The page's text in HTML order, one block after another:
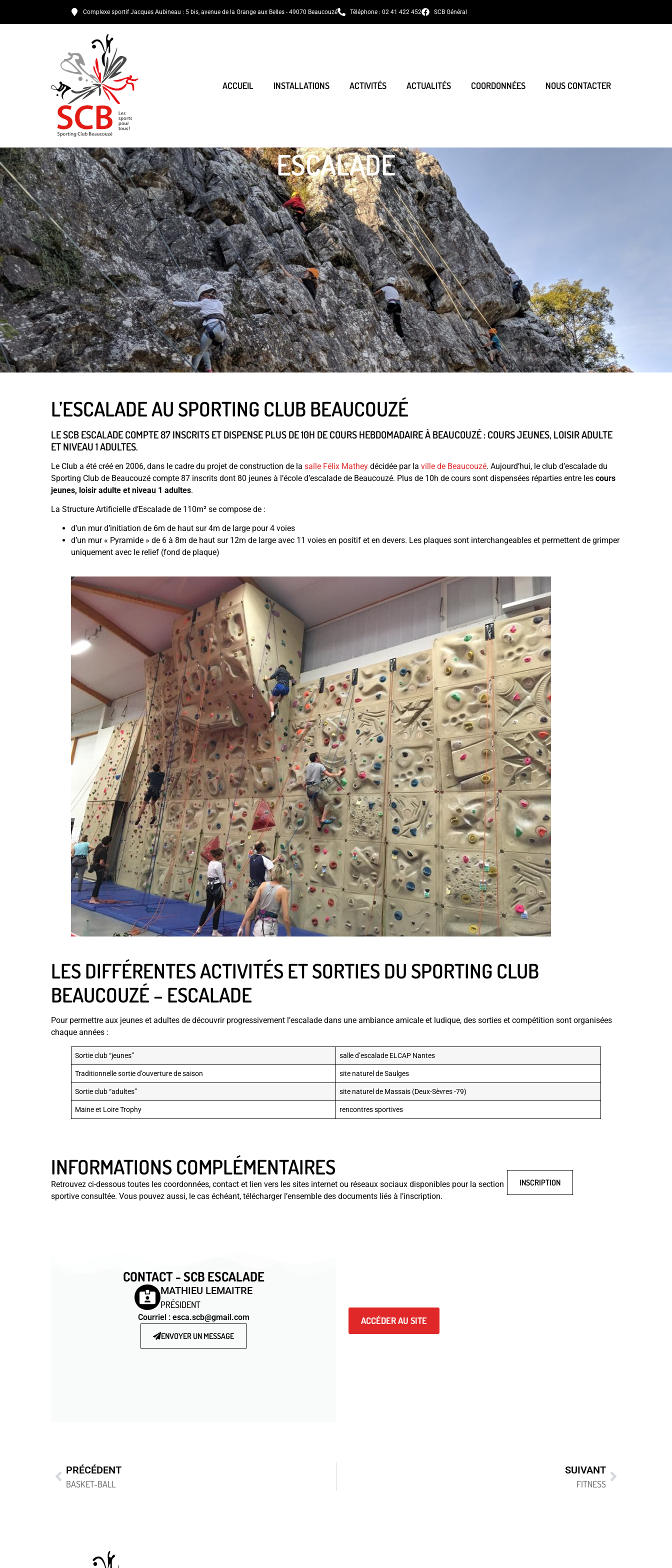
Complexe sportif Jacques Aubineau : 5 bis, avenue de la Grange aux Belles - 49070 Beaucouzé Téléphone : 02 41 422 452 SCB Général
ACCUEIL INSTALLATIONS ACTIVITÉS ACTUALITÉS COORDONNÉES NOUS CONTACTER
ESCALADE
L’ESCALADE AU SPORTING CLUB BEAUCOUZÉ
LE SCB ESCALADE COMPTE 87 INSCRITS ET DISPENSE PLUS DE 10H DE COURS HEBDOMADAIRE À BEAUCOUZÉ : COURS JEUNES, LOISIR ADULTE
ET NIVEAU 1 ADULTES.
Le Club a été créé en 2006, dans le cadre du projet de construction de la salle Félix Mathey décidée par la ville de Beaucouzé. Aujourd’hui, le club d’escalade du
Sporting Club de Beaucouzé compte 87 inscrits dont 80 jeunes à l’école d’escalade de Beaucouzé. Plus de 10h de cours sont dispensées réparties entre les cours
jeunes, loisir adulte et niveau 1 adultes.
La Structure Artificielle d’Escalade de 110m² se compose de :
d’un mur d’initiation de 6m de haut sur 4m de large pour 4 voies
d’un mur « Pyramide » de 6 à 8m de haut sur 12m de large avec 11 voies en positif et en devers. Les plaques sont interchangeables et permettent de grimper
uniquement avec le relief (fond de plaque)
LES DIFFÉRENTES ACTIVITÉS ET SORTIES DU SPORTING CLUB
BEAUCOUZÉ – ESCALADE
Pour permettre aux jeunes et adultes de découvrir progressivement l’escalade dans une ambiance amicale et ludique, des sorties et compétition sont organisées
chaque années :
Sortie club “jeunes” salle d’escalade ELCAP Nantes
Traditionnelle sortie d’ouverture de saison site naturel de Saulges
Sortie club “adultes” site naturel de Massais (Deux-Sèvres -79)
Maine et Loire Trophy rencontres sportives
INFORMATIONS COMPLÉMENTAIRES
Retrouvez ci-dessous toutes les coordonnées, contact et lien vers les sites internet ou réseaux sociaux disponibles pour la section
sportive consultée. Vous pouvez aussi, le cas échéant, télécharger l’ensemble des documents liés à l’inscription.
INSCRIPTION
CONTACT - SCB ESCALADE
MATHIEU LEMAITRE
PRÉSIDENT
Courriel : esca.scb@gmail.com
ENVOYER UN MESSAGE
ACCÉDER AU SITE
PRÉCÉDENT
BASKET-BALL
SUIVANT
FITNESS